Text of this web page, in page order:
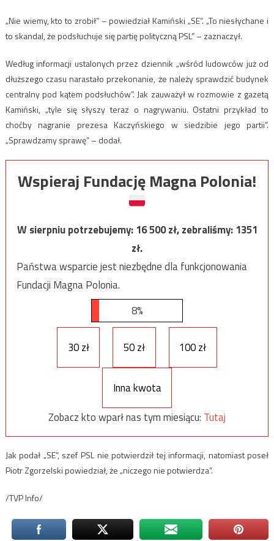
„Nie wiemy, kto to zrobił” – powiedział Kamiński „SE”. „To niesłychane i
to skandal, że podsłuchuje się partię polityczną PSL” – zaznaczył.
Według informacji ustalonych przez dziennik „wśród ludowców już od
dłuższego czasu narastało przekonanie, że należy sprawdzić budynek
centralny pod kątem podsłuchów”. Jak zauważył w rozmowie z gazetą
Kamiński, „tyle się słyszy teraz o nagrywaniu. Ostatni przykład to
choćby nagranie prezesa Kaczyńskiego w siedzibie jego partii”.
„Sprawdzamy sprawę” – dodał.
Wspieraj Fundację Magna Polonia!
W sierpniu potrzebujemy:16 500zł, zebraliśmy:1351
zł.
Państwa wsparcie jest niezbędne dla funkcjonowania
Fundacji Magna Polonia.
8%
30 zł 50 zł 100 zł
Inna kwota
Zobacz kto wparł nas tym miesiącu: Tutaj
Jak podał „SE”, szef PSL nie potwierdził tej informacji, natomiast poseł
Piotr Zgorzelski powiedział, że „niczego nie potwierdza”.
/TVP Info/